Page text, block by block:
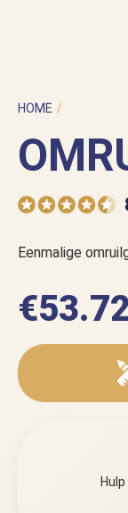
HOME /
Eenmalige
€